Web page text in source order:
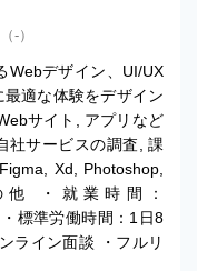
-）
Webデザイン、UI/UX
適な体験をデザイン
サイト, アプリなど
社サービスの調査, 課
Xd, Photoshop,
他 ・就業時間：
標準労働時間：1日8
ライン面談 ・フルリ